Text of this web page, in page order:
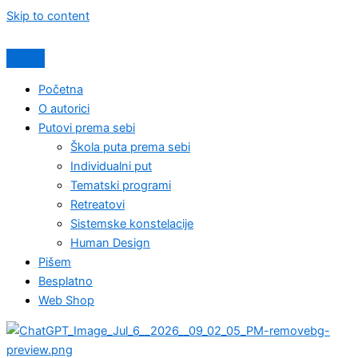
Skip to content
Početna
O autorici
Putovi prema sebi
Škola puta prema sebi
Individualni put
Tematski programi
Retreatovi
Sistemske konstelacije
Human Design
Pišem
Besplatno
Web Shop